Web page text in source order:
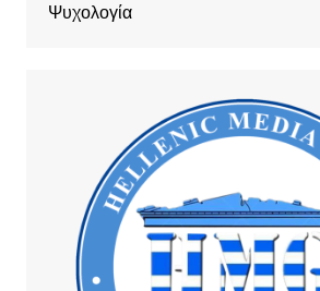
Ψυχολογία